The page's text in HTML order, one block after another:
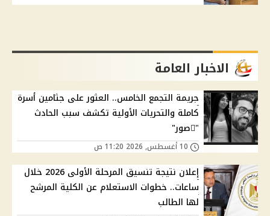
الاخبار العامة
جريمة التجمع الخامس.. العثور على جثامين أسرة
كاملة والتحريات الأولية تكشف سبب الحادث
"ًصور"
إعلان نتيجة تنسيق المرحلة الأولى 2026 خلال
ساعات.. خطوات الاستعلام عن الكلية المرشح
لها الطالب